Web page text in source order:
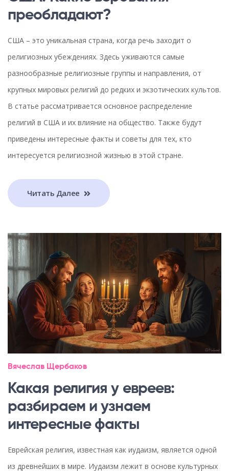
преобладают?
США – это уникальная страна, когда речь заходит о
религиозных убеждениях. Здесь уживаются самые
разнообразные религиозные группы и направления, от
крупных мировых религий до редких и экзотических культов.
В статье рассматривается основное распределение
религий в США и их влияние на общество. Также будут
приведены интересные факты и советы для тех, кто
интересуется религиозной жизнью в этой стране.
Читать Далее
Вячеслав Щербаков
Какая религия у евреев:
разбираем и узнаем
интересные факты
Еврейская религия, известная как иудаизм, является одной
из древнейших в мире. Иудаизм лежит в основе культурных